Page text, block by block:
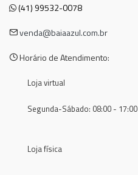
(41) 99532-0078
venda@baiaazul.com.br
Horário de Atendimento:
Loja virtual
Segunda-Sábado: 08:00 - 17:00
Loja física